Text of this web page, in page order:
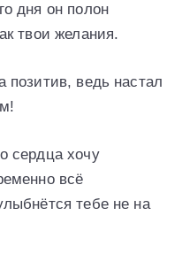
дня он полон
твои желания.
позитив, ведь настал
сердца хочу
всё
тебе не на